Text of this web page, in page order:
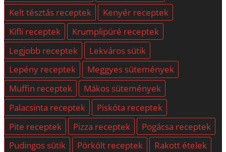
Kelt tésztás receptek
Kenyér receptek
Kifli receptek
Krumplipüré receptek
Legjobb receptek
Lekváros sütik
Lepény receptek
Meggyes sütemények
Muffin receptek
Mákos sütemények
Palacsinta receptek
Piskóta receptek
Pite receptek
Pizza receptek
Pogácsa receptek
Pudingos sütik
Pörkölt receptek
Rakott ételek